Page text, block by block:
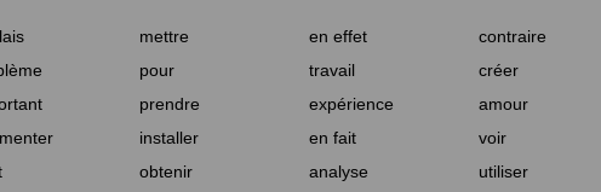
mettre en effet
contraire
pour travail
créer
prendre expérience
amour
installer en fait
voir
obtenir analyse
utiliser